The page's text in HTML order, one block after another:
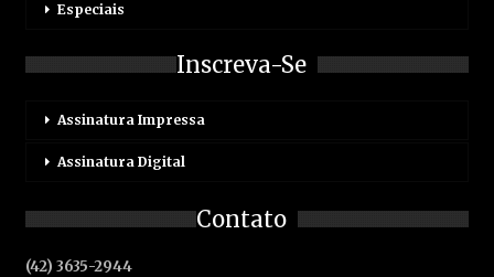
Especiais
Inscreva-Se
Assinatura Impressa
Assinatura Digital
Contato
(42) 3635-2944